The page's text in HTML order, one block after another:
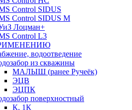
Control SIDUS
Control SIDUS M
Лоцман+
Control L3
водоотведение
из скважины
МАЛЫШ (ранее Ручеёк)
ЭЦВ
ЭЦПК
поверхностный
К, 1К